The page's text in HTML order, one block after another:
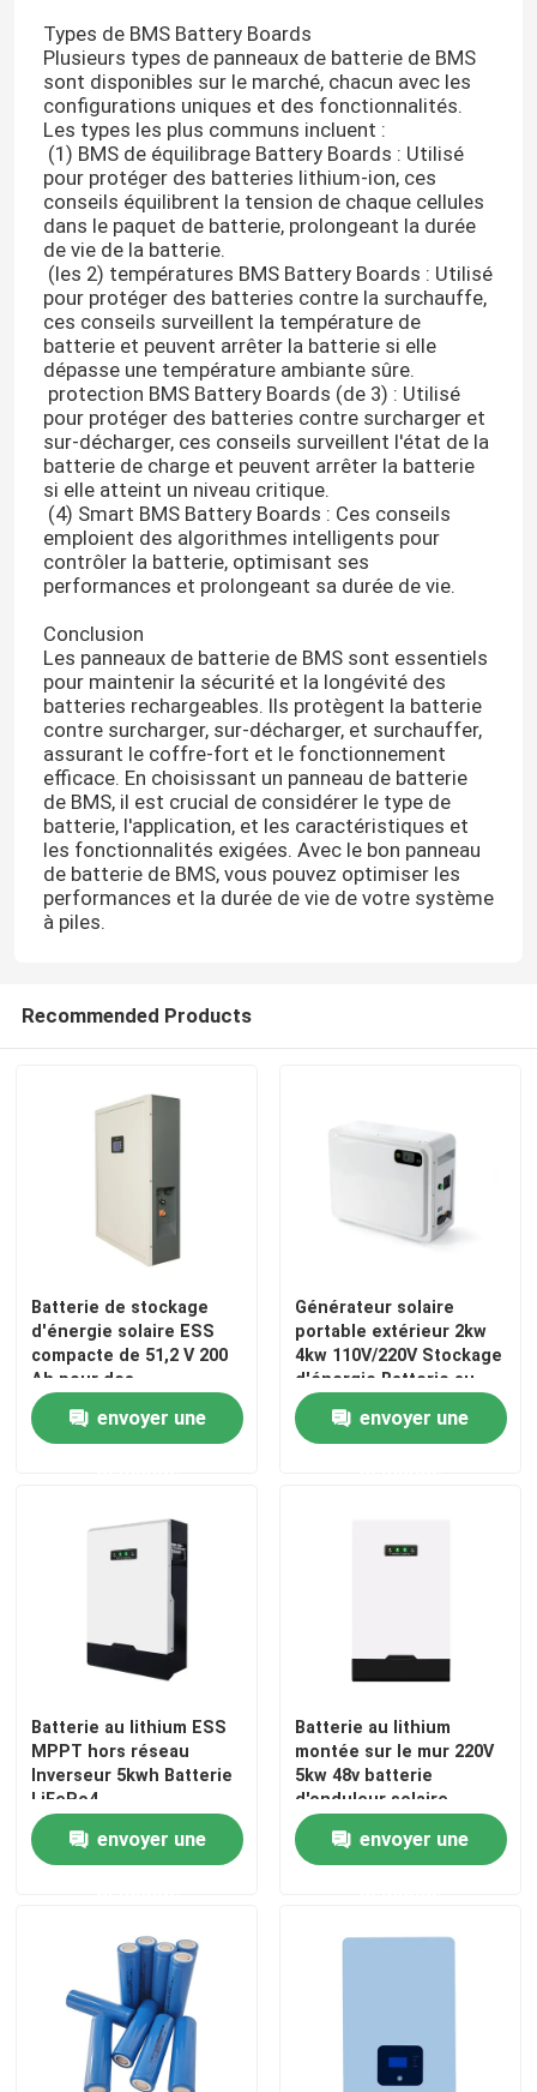
Aperçu
Produits
VR Show
Visite d'usine
Contrôle de la qualité
Contact
nouvelles
Batterie de l'ion LiFePO4 de lithium
Batterie à la maison d'énergie
Batterie de chariot de golf Lifepo4
Cellule de phosphate de lithium
petite batterie de lipo
Types de BMS Battery Boards
Plusieurs types de panneaux de batterie de BMS
sont disponibles sur le marché, chacun avec les
configurations uniques et des fonctionnalités.
Les types les plus communs incluent :
(1) BMS de équilibrage Battery Boards : Utilisé
pour protéger des batteries lithium-ion, ces
conseils équilibrent la tension de chaque cellules
dans le paquet de batterie, prolongeant la durée
de vie de la batterie.
(les 2) températures BMS Battery Boards : Utilisé
pour protéger des batteries contre la surchauffe,
ces conseils surveillent la température de
batterie et peuvent arrêter la batterie si elle
dépasse une température ambiante sûre.
protection BMS Battery Boards (de 3) : Utilisé
pour protéger des batteries contre surcharger et
sur-décharger, ces conseils surveillent l'état de la
batterie de charge et peuvent arrêter la batterie
si elle atteint un niveau critique.
(4) Smart BMS Battery Boards : Ces conseils
emploient des algorithmes intelligents pour
contrôler la batterie, optimisant ses
performances et prolongeant sa durée de vie.
Conclusion
Les panneaux de batterie de BMS sont essentiels
pour maintenir la sécurité et la longévité des
batteries rechargeables. Ils protègent la batterie
contre surcharger, sur-décharger, et surchauffer,
assurant le coffre-fort et le fonctionnement
efficace. En choisissant un panneau de batterie
de BMS, il est crucial de considérer le type de
batterie, l'application, et les caractéristiques et
les fonctionnalités exigées. Avec le bon panneau
de batterie de BMS, vous pouvez optimiser les
performances et la durée de vie de votre système
à piles.
Recommended Products
Batterie de stockage
d'énergie solaire ESS
compacte de 51,2 V 200
Ah pour des
performances optimales
envoyer une
Générateur solaire
portable extérieur 2kw
4kw 110V/220V Stockage
d'énergie Batterie au
lithium
envoyer une
Batterie au lithium ESS
MPPT hors réseau
Inverseur 5kwh Batterie
LiFePo4
envoyer une
Batterie au lithium
montée sur le mur 220V
5kw 48v batterie
d'onduleur solaire
envoyer une